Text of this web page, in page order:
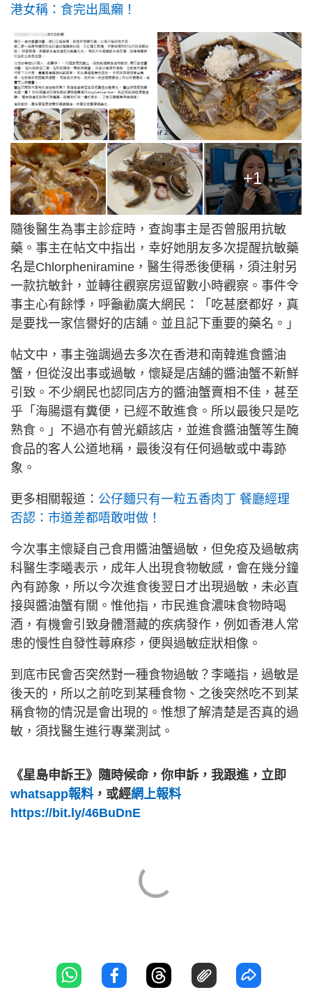
港女稱：食完出風癩！
+1
隨後醫生為事主診症時，查詢事主是否曾服用抗敏
藥。事主在帖文中指出，幸好她朋友多次提醒抗敏藥
名是Chlorpheniramine，醫生得悉後便稱，須注射另
一款抗敏針，並轉往觀察房逗留數小時觀察。事件令
事主心有餘悸，呼籲勸廣大網民：「吃甚麼都好，真
是要找一家信譽好的店舖。並且記下重要的藥名。」
帖文中，事主強調過去多次在香港和南韓進食醬油
蟹，但從沒出事或過敏，懷疑是店舖的醬油蟹不新鮮
引致。不少網民也認同店方的醬油蟹賣相不佳，甚至
乎「海腸還有糞便，已經不敢進食。所以最後只是吃
熟食。」不過亦有曾光顧該店，並進食醬油蟹等生醃
食品的客人公道地稱，最後沒有任何過敏或中毒跡
象。
更多相關報道： 公仔麵只有一粒五香肉丁 餐廳經理
否認：市道差都唔敢咁做！
今次事主懷疑自己食用醬油蟹過敏，但免疫及過敏病
科醫生李曦表示，成年人出現食物敏感，會在幾分鐘
內有跡象，所以今次進食後翌日才出現過敏，未必直
接與醬油蟹有關。惟他指，市民進食濃味食物時喝
酒，有機會引致身體潛藏的疾病發作，例如香港人常
患的慢性自發性蕁麻疹，便與過敏症狀相像。
到底市民會否突然對一種食物過敏？李曦指，過敏是
後天的，所以之前吃到某種食物、之後突然吃不到某
稱食物的情況是會出現的。惟想了解清楚是否真的過
敏，須找醫生進行專業測試。
《星島申訴王》隨時候命，你申訴，我跟進，立即
whatsapp報料，或經網上報料
https://bit.ly/46BuDnE